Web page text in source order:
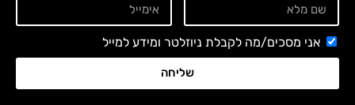
אני מסכים/מה לקבלת ניוזלטר ומידע למייל
שליחה